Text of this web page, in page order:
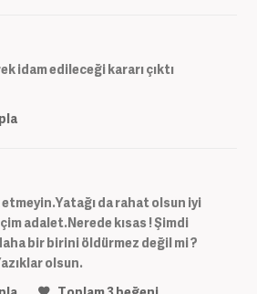
idam edileceği kararı çıktı
da rahat olsun iyi
adalet.Nerede kısas ! Şimdi
bir birini öldürmez değil mi ?
olsun.